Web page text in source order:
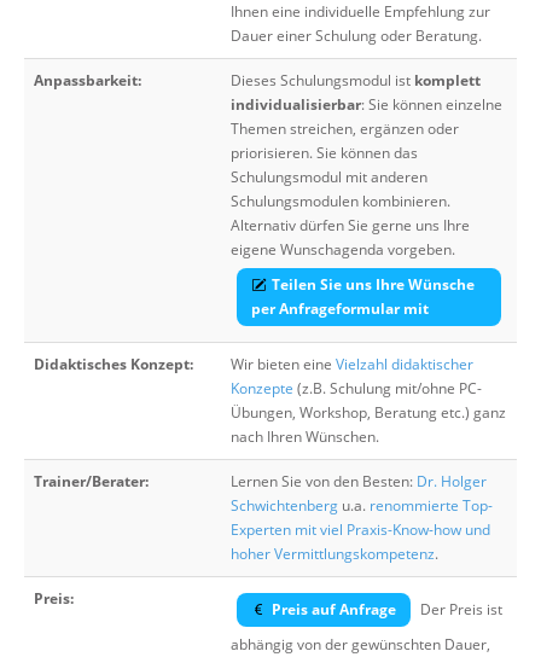
Ihnen eine individuelle Empfehlung zur
Dauer einer Schulung oder Beratung.
Anpassbarkeit: Dieses Schulungsmodul ist komplett
individualisierbar: Sie können einzelne
Themen streichen, ergänzen oder
priorisieren. Sie können das
Schulungsmodul mit anderen
Schulungsmodulen kombinieren.
Alternativ dürfen Sie gerne uns Ihre
eigene Wunschagenda vorgeben.
Teilen Sie uns Ihre Wünsche
per Anfrageformular mit
Didaktisches Konzept: Wir bieten eine Vielzahl didaktischer
Konzepte (z.B. Schulung mit/ohne PC-
Übungen, Workshop, Beratung etc.) ganz
nach Ihren Wünschen.
Trainer/Berater: Lernen Sie von den Besten: Dr. Holger
Schwichtenberg u.a. renommierte Top-
Experten mit viel Praxis-Know-how und
hoher Vermittlungskompetenz.
Preis:
Preis auf Anfrage
Der Preis ist
abhängig von der gewünschten Dauer,